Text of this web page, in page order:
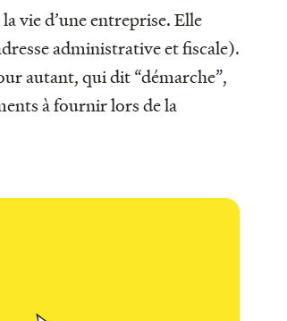
vie d’une entreprise. Elle
administrative et fiscale).
autant, qui dit “démarche”,
à fournir lors de la